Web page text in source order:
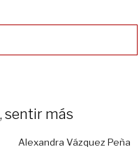
sentir más
Alexandra Vázquez Peña